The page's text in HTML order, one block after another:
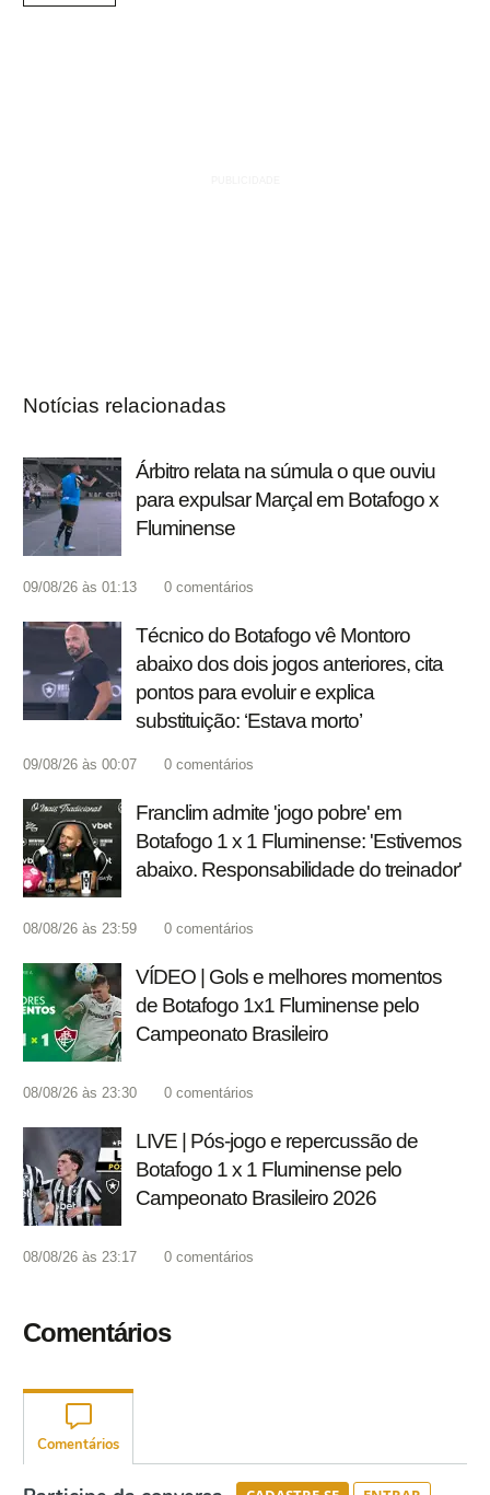
Notícias relacionadas
Árbitro relata na súmula o que ouviu
para expulsar Marçal em Botafogo x
Fluminense
09/08/26 às 01:13 0 comentários
Técnico do Botafogo vê Montoro
abaixo dos dois jogos anteriores, cita
pontos para evoluir e explica
substituição: ‘Estava morto’
09/08/26 às 00:07 0 comentários
Franclim admite 'jogo pobre' em
Botafogo 1 x 1 Fluminense: 'Estivemos
abaixo. Responsabilidade do treinador'
08/08/26 às 23:59 0 comentários
VÍDEO | Gols e melhores momentos
de Botafogo 1x1 Fluminense pelo
Campeonato Brasileiro
08/08/26 às 23:30 0 comentários
LIVE | Pós-jogo e repercussão de
Botafogo 1 x 1 Fluminense pelo
Campeonato Brasileiro 2026
08/08/26 às 23:17 0 comentários
Comentários